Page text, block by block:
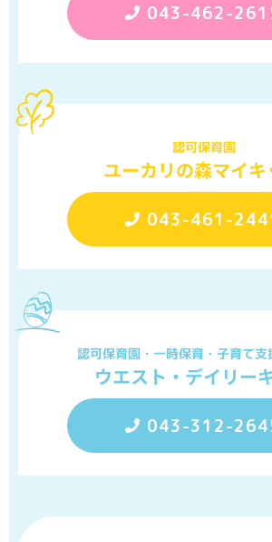
043-462-
認可保育園
ユーカリの森マイ
043-461-
認可保育園・一時保育・子育て支
ウエスト・デイリー
043-312-